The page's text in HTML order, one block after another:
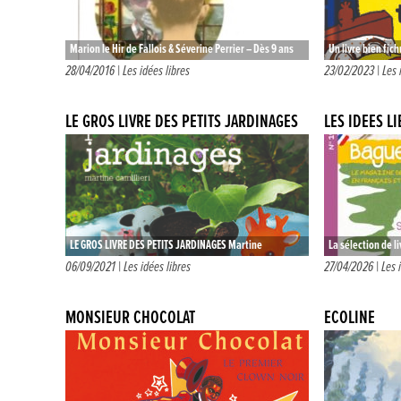
Marion le Hir de Fallois & Séverine Perrier – Dès 9 ans
Roman – Editions Kilowatt 7€30 Voilà un beau…
28/04/2016 |Les idées libres
Un livre bien
up qui aborde
23/02/2023 |
LE GROS LIVRE DES PETITS JARDINAGES
LE GROS LIVRE DES PETITS JARDINAGES Martine
Camillieri Dès 5 ans – (délicieux) Manuel vert Éditions
06/09/2021 |Les idées libres
LES IDÉES
La sélection de
enquête,
27/04/2026 |Les
MONSIEUR CHOCOLAT ÉCOLINE